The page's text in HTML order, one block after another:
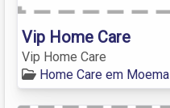
Vip Home Care
Vip Home Care
Home Care em Moema